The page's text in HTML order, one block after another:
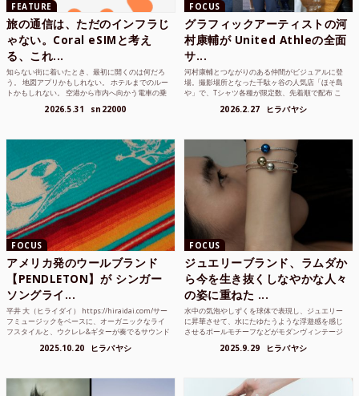
FEATURE
旅の通信は、ただのインフラじ
ゃない。Coral eSIMと考え
る、これ...
知らない街に着いたとき、最初に開くのは何だろ
う。 地図アプリかもしれない。 ホテルまでのルー
トかもしれない。 空港から市内へ向かう電車の乗
して、その街の空...
2026.5.31 sn22000
FOCUS
グラフィックアーティストの河
村康輔が United Athleの全面
サ...
河村康輔とつながりのある仲間がビジュアルに登
場。撮影場所となった千駄ヶ谷の人気店「ほそ島
や」で、Tシャツ各種が限定数、先着順で配布 こ
さまざまな...2026.2.27 ヒラバヤシ
FOCUS
アメリカ発のウールブランド
【PENDLETON】が シンガー
ソングライ...
平井 大（ヒライダイ） https://hiraidai.com/サー
フミュージックをベースに、オーガニックなライ
フスタイルと、ウクレレ&ギターが奏でるサウンド
2025.10.20 ヒラバヤシ
FOCUS
ジュエリーブランド、ラムダか
ら今を生き抜くしなやかな人々
の姿に重ねた ...
水中の気泡やしずくを球体で表現し、ジュエリー
に昇華させて、水にたゆたうような浮遊感を感じ
させるボールモチーフなどがモダンヴィンテージ
レクションを202...
2025.9.29 ヒラバヤシ